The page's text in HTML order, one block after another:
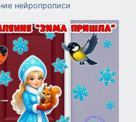
нейропрописи